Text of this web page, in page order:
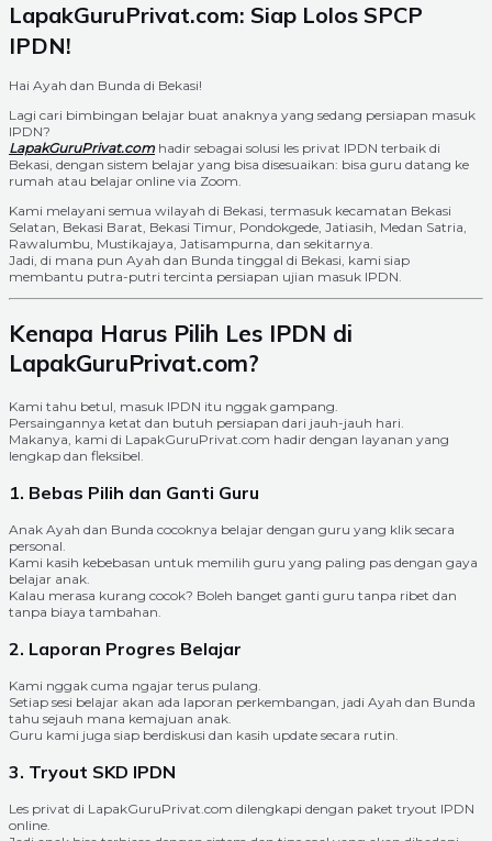
LapakGuruPrivat.com: Siap Lolos SPCP
IPDN!
Hai Ayah dan Bunda di Bekasi!
Lagi cari bimbingan belajar buat anaknya yang sedang persiapan masuk
IPDN?
LapakGuruPrivat.comhadir sebagai solusi les privat IPDN terbaik di
Bekasi, dengan sistem belajar yang bisa disesuaikan: bisa guru datang ke
rumah atau belajar online via Zoom.
Kami melayani semua wilayah di Bekasi, termasuk kecamatan Bekasi
Selatan, Bekasi Barat, Bekasi Timur, Pondokgede, Jatiasih, Medan Satria,
Rawalumbu, Mustikajaya, Jatisampurna, dan sekitarnya.
Jadi, di mana pun Ayah dan Bunda tinggal di Bekasi, kami siap
membantu putra-putri tercinta persiapan ujian masuk IPDN.
Kenapa Harus Pilih Les IPDN di
LapakGuruPrivat.com?
Kami tahu betul, masuk IPDN itu nggak gampang.
Persaingannya ketat dan butuh persiapan dari jauh-jauh hari.
Makanya, kami di LapakGuruPrivat.com hadir dengan layanan yang
lengkap dan fleksibel.
1. Bebas Pilih dan Ganti Guru
Anak Ayah dan Bunda cocoknya belajar dengan guru yang klik secara
personal.
Kami kasih kebebasan untuk memilih guru yang paling pas dengan gaya
belajar anak.
Kalau merasa kurang cocok? Boleh banget ganti guru tanpa ribet dan
tanpa biaya tambahan.
2. Laporan Progres Belajar
Kami nggak cuma ngajar terus pulang.
Setiap sesi belajar akan ada laporan perkembangan, jadi Ayah dan Bunda
tahu sejauh mana kemajuan anak.
Guru kami juga siap berdiskusi dan kasih update secara rutin.
3. Tryout SKD IPDN
Les privat di LapakGuruPrivat.com dilengkapi dengan paket tryout IPDN
online.